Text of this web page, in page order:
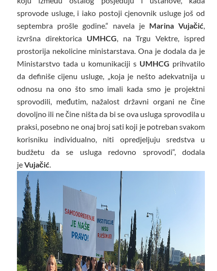
sprovode usluge, i iako postoji cjenovnik usluge još od
septembra prošle godine.“ navela je Marina Vujačić,
izvršna direktorica UMHCG, na Trgu Vektre, ispred
prostorija nekolicine ministarstava. Ona je dodala da je
Ministarstvo tada u komunikaciji s UMHCG prihvatilo
da definiše cijenu usluge, „koja je nešto adekvatnija u
odnosu na ono što smo imali kada smo je projektni
sprovodili, međutim, nažalost državni organi ne čine
dovoljno ili ne čine ništa da bi se ova usluga sprovodila u
praksi, posebno ne onaj broj sati koji je potreban svakom
korisniku individualno, niti opredjeljuju sredstva u
budžetu da se usluga redovno sprovodi“, dodala
jeVujačić.